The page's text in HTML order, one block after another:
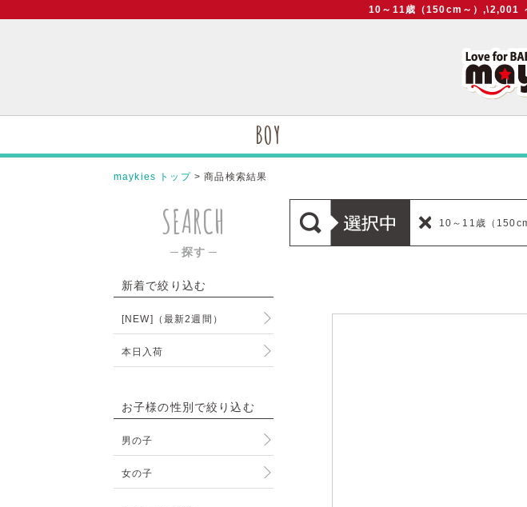
10～11歳（150cm～）,\2,001
BOY
maykies トップ> 商品検索結果
SEARCH
─ 探す ─
新着で絞り込む
[NEW]（最新2週間）
本日入荷
お子様の性別で絞り込む
男の子
女の子
10～11歳（